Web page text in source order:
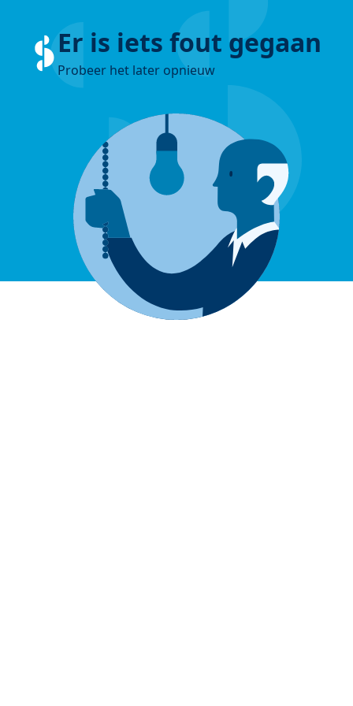
Er is iets fout gegaan
Probeer het later opnieuw